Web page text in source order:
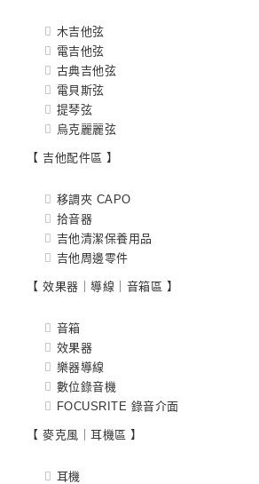
木吉他弦
電吉他弦
古典吉他弦
電貝斯弦
提琴弦
烏克麗麗弦
【 吉他配件區 】
移調夾 CAPO
拾音器
吉他清潔保養用品
吉他周邊零件
【 效果器｜導線｜音箱區 】
音箱
效果器
樂器導線
數位錄音機
FOCUSRITE 錄音介面
【 麥克風｜耳機區 】
耳機